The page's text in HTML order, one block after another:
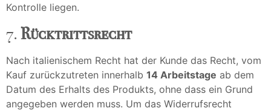
Kontrolle liegen.
7. Rücktrittsrecht
Nach italienischem Recht hat der Kunde das Recht, vom
Kauf zurückzutreten innerhalb 14 Arbeitstage ab dem
Datum des Erhalts des Produkts, ohne dass ein Grund
angegeben werden muss. Um das Widerrufsrecht